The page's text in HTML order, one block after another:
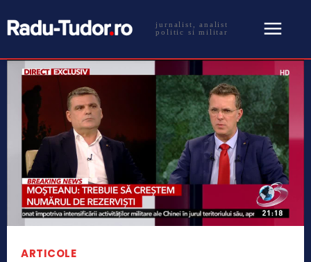
jurnalist, analist
politic si militar
ARTICOLE